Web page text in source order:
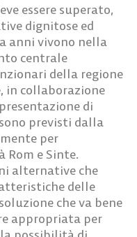
essere superato,
dignitose ed
anni vivono nella
centrale
della regione
in collaborazione
di
previsti dalla
per
Rom e Sinte.
alternative che
delle
che va bene
appropriata per